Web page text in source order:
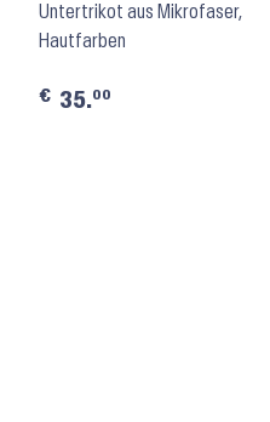
Untertrikot aus Mikrofaser,
Hautfarben
€ 35.00